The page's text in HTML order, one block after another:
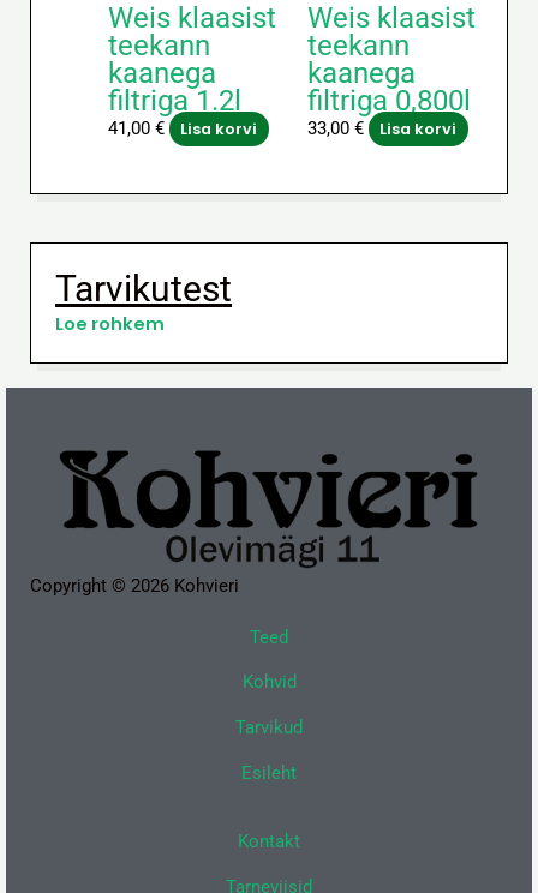
Weis klaasist
teekann
kaanega
filtriga 1.2l
41,00 € Lisa korvi
Weis klaasist
teekann
kaanega
filtriga 0,800l
33,00 € Lisa korvi
Tarvikutest
Loe rohkem
Copyright © 2026 Kohvieri
Teed
Kohvid
Tarvikud
Esileht
Kontakt
Tarneviisid